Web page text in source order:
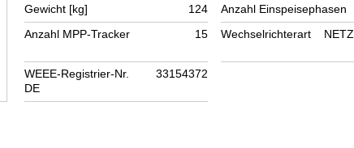
Gewicht [kg]
124 Anzahl Einspeisephasen
Anzahl MPP-Tracker
15 Wechselrichterart
WEEE-Registrier-Nr.
DE
33154372